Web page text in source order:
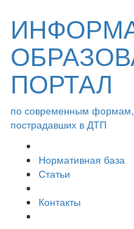
ПОРТАЛ
по современным
пострадавших в ДТП
Нормативная база
Статьи
Контакты